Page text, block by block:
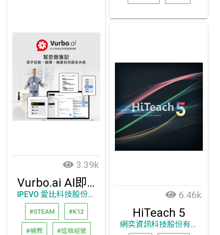
3.39k
Vurbo.ai AI即時語意摘要翻譯軟體
IPEVO 愛比科技股份有限公司
#STEAM #K12
#補教 #班級經營
6.46k
HiTeach 5
網奕資訊科技股份有限公司